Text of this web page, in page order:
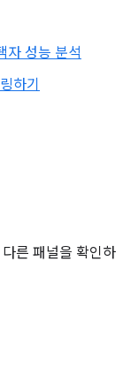
자 성능 분석
하기
른 패널을 확인하